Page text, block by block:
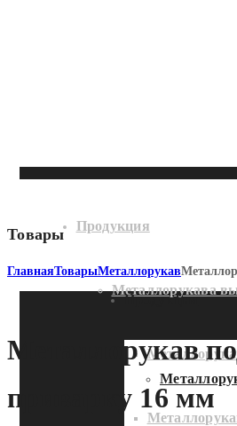
Продукция
Металлорукава
Продукция
Товары
ГлавнаяТоварыМеталлорукав
Металлорукав
приварку 16 мм